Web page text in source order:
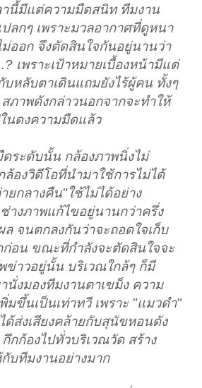
านี้มีแต่ความมืดสนิท ทีมงาน
ลกๆ เพราะมวลอากาศที่ดูหนา
ออก จึงตัดสินใจกันอยู่นานว่า
เพราะเป้าหมายเบื้องหน้ามีแต่
หลับตาเดินแถมยังไร้ผู้คน ทั้งๆ
สภาพดังกล่าวนอกจากจะทำให้
ในดงความมืดแล้ว
ระดับนั้น กล้องภาพนิ่งไม่
ล้องวิดีโอที่นำมาใช้การไม่ได้
ยกลางคืน"ใช้ไม่ได้อย่าง
างภาพแก้ไขอยู่นานกว่าครึ่ง
ล จนตกลงกันว่าจะถอดใจเก็บ
ก่อน ขณะที่กำลังจะตัดสินใจจะ
ข่าวอยู่นั้น บริเวณใกล้ๆ ก็มี
นั่งมองทีมงานตาเขม็ง ความ
มขึ้นเป็นเท่าทวี เพราะ "แมวดำ"
ด้ส่งเสียงคล้ายกับสุนัขหอนดัง
กก้องไปทั่วบริเวณวัด สร้าง
บทีมงานอย่างมาก